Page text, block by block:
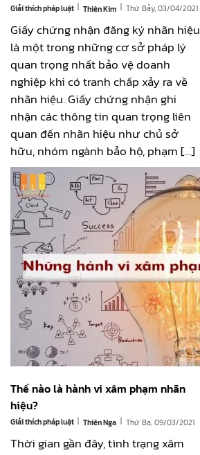
Giải thích pháp luật | Thiên Kim | Thứ Bảy, 03/04/2021
Giấy chứng nhận đăng ký nhãn hiệu
là một trong những cơ sở pháp lý
quan trọng nhất bảo vệ doanh
nghiệp khi có tranh chấp xảy ra về
nhãn hiệu. Giấy chứng nhận ghi
nhận các thông tin quan trọng liên
quan đến nhãn hiệu như chủ sở
hữu, nhóm ngành bảo hộ, phạm […]
Thế nào là hành vi xâm phạm nhãn
hiệu?
Giải thích pháp luật | Thiên Nga | Thứ Ba, 09/03/2021
Thời gian gần đây, tình trạng xâm